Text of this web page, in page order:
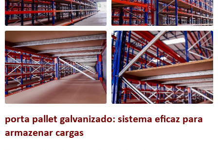
porta pallet galvanizado: sistema eficaz para
armazenar cargas